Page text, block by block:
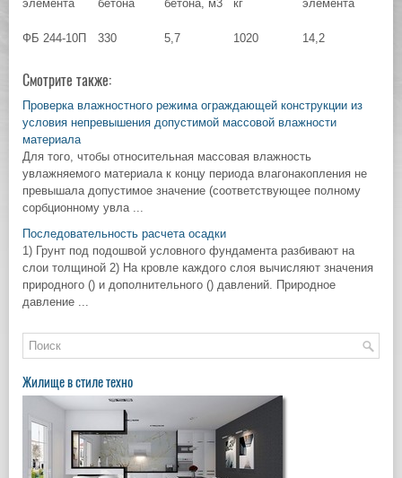
элемента
бетона
бетона, м3
кг
элемента
ФБ 244-10П 330 5,7 1020 14,2
Смотрите также:
Проверка влажностного режима ограждающей конструкции из
условия непревышения допустимой массовой влажности
материала
Для того, чтобы относительная массовая влажность
увлажняемого материала к концу периода влагонакопления не
превышала допустимое значение (соответствующее полному
сорбционному увла ...
Последовательность расчета осадки
1) Грунт под подошвой условного фундамента разбивают на
слои толщиной 2) На кровле каждого слоя вычисляют значения
природного () и дополнительного () давлений. Природное
давление ...
Жилище в стиле техно